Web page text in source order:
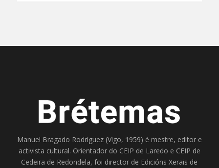
Manuel Bragado Rodríguez (Vigo, 1959) é mestre, editor e
activista cultural. Orientador do CEIP de Laredo e CEIP de
Cedeira de Redondela, foi director de Edicións Xerais de